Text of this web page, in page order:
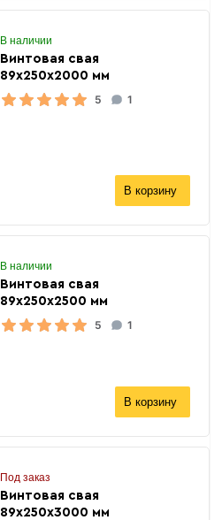
В наличии
Винтовая свая
89х250х2000 мм
5
1
В корзину
В наличии
Винтовая свая
89х250х2500 мм
5
1
В корзину
Под заказ
Винтовая свая
89х250х3000 мм